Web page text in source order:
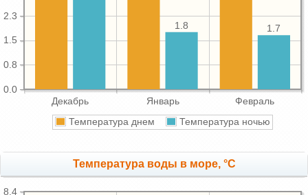
Декабрь Январь Февраль
0.0
0.8
1.5
2.3
1.7
1.8
Температура днем Температура ночью
Температура воды в море, °C
8.4